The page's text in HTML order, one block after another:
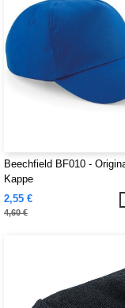
Beechfield BF010 -
Kappe
2,55 €
4,60 €